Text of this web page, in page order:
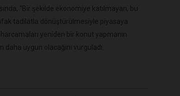
"Bir şekilde ekonomiye katılmayan, bu
tadilatla dönüştürülmesiyle piyasaya
yeniden bir konut yapmanın
uygun olacağını vurguladı.